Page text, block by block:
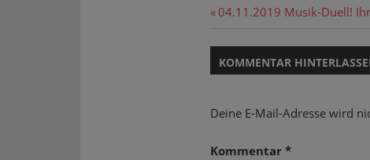
Vorheriger
04.11.2019 Musik-Duell!
KOMMENTAR
Deine E-Mail-Adresse wird
Kommentar *